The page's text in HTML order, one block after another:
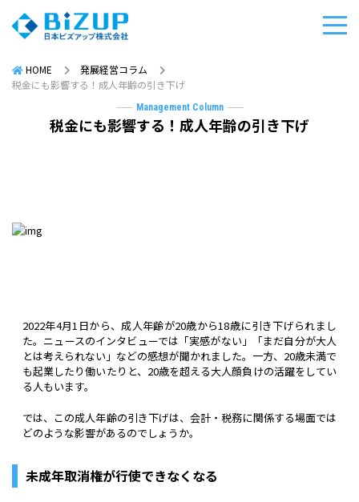
HOME
発展経営コラム
税金にも影響する！成人年齢の引き下げ
Management Column
税金にも影響する！成人年齢の引き下げ
2022年4月1日から、成人年齢が20歳から18歳に引き下げられまし
た。ニュースのインタビューでは「実感がない」「まだ自分が大人
とは考えられない」などの感想が聞かれました。一方、20歳未満で
も起業したり働いたりと、20歳を超える大人顔負けの活躍をしてい
る人もいます。
では、この成人年齢の引き下げは、会計・税務に関係する場面では
どのような影響があるのでしょうか。
未成年取消権が行使できなくなる